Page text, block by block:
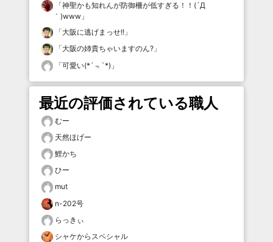
「神聖かも知れんが防御柵が低すぎる！！(´Д
｀)www 」
「大阪に逃げまっせ!! 」
「大阪の姉貴ちゃいますのん? 」
「可愛い(*´﹃`*) 」
最近の評価されている職人
むー
天然ほげー
鯉かち
ひー
mut
n-202号
らっきぃ
シャケからスペシャル